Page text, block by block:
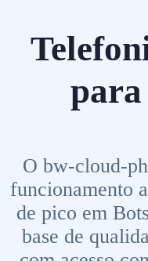
para
O bw-cloud-
funcionamento
de pico em
base de